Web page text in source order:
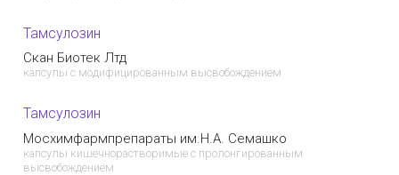
Тамсулозин
Скан Биотек Лтд
капсулы с модифицированным высвобождением
Тамсулозин
Мосхимфармпрепараты им.Н.А. Семашко
капсулы кишечнорастворимые с пролонгированным
высвобождением